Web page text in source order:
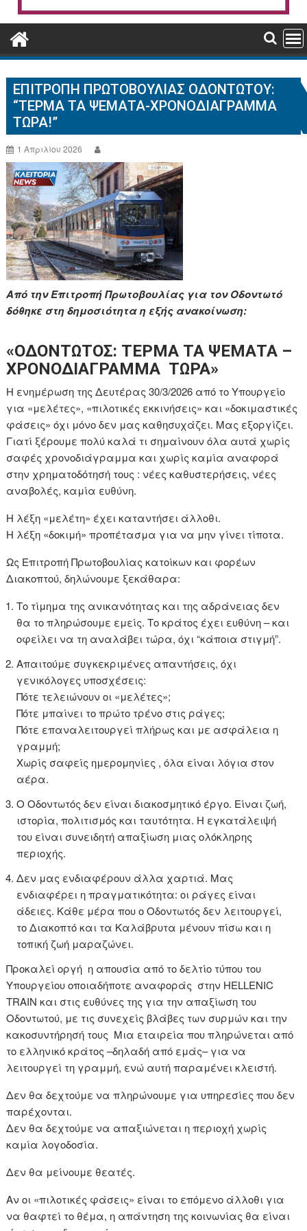
ΕΠΙΤΡΟΠΉ ΠΡΩΤΟΒΟΥΛΊΑΣ ΟΔΟΝΤΩΤΟΎ:
“ΤΈΡΜΑ ΤΑ ΨΈΜΑΤΑ-ΧΡΟΝΟΔΙΆΓΡΑΜΜΑ
ΤΏΡΑ!”
1 Απριλίου 2026
Από την Επιτροπή Πρωτοβουλίας για τον Οδοντωτό
δόθηκε στη δημοσιότητα η εξής ανακοίνωση:
«ΟΔΟΝΤΩΤΟΣ: ΤΕΡΜΑ ΤΑ ΨΕΜΑΤΑ –
ΧΡΟΝΟΔΙΑΓΡΑΜΜΑ ΤΩΡΑ»
Η ενημέρωση της Δευτέρας 30/3/2026 από το Υπουργείο
για «μελέτες», «πιλοτικές εκκινήσεις» και «δοκιμαστικές
φάσεις» όχι μόνο δεν μας καθησυχάζει. Μας εξοργίζει.
Γιατί ξέρουμε πολύ καλά τι σημαίνουν όλα αυτά χωρίς
σαφές χρονοδιάγραμμα και χωρίς καμία αναφορά
στην χρηματοδότησή τους : νέες καθυστερήσεις, νέες
αναβολές, καμία ευθύνη.
Η λέξη «μελέτη» έχει καταντήσει άλλοθι.
Η λέξη «δοκιμή» προπέτασμα για να μην γίνει τίποτα.
Ως Επιτροπή Πρωτοβουλίας κατοίκων και φορέων
Διακοπτού, δηλώνουμε ξεκάθαρα:
Το τίμημα της ανικανότητας και της αδράνειας δεν
θα το πληρώσουμε εμείς. Το κράτος έχει ευθύνη – και
οφείλει να τη αναλάβει τώρα, όχι “κάποια στιγμή”.
Απαιτούμε συγκεκριμένες απαντήσεις, όχι
γενικόλογες υποσχέσεις:
Πότε τελειώνουν οι «μελέτες»;
Πότε μπαίνει το πρώτο τρένο στις ράγες;
Πότε επαναλειτουργεί πλήρως και με ασφάλεια η
γραμμή;
Χωρίς σαφείς ημερομηνίες , όλα είναι λόγια στον
αέρα.
Ο Οδοντωτός δεν είναι διακοσμητικό έργο. Είναι ζωή,
ιστορία, πολιτισμός και ταυτότητα. Η εγκατάλειψή
του είναι συνειδητή απαξίωση μιας ολόκληρης
περιοχής.
Δεν μας ενδιαφέρουν άλλα χαρτιά. Μας
ενδιαφέρει η πραγματικότητα: οι ράγες είναι
άδειες. Κάθε μέρα που ο Οδοντωτός δεν λειτουργεί,
το Διακοπτό και τα Καλάβρυτα μένουν πίσω και η
τοπική ζωή μαραζώνει.
Προκαλεί οργή η απουσία από το δελτίο τύπου του
Υπουργείου οποιαδήποτε αναφοράς στην HELLENIC
TRAIN και στις ευθύνες της για την απαξίωση του
Οδοντωτού, με τις συνεχείς βλάβες των συρμών και την
κακοσυντήρησή τους Μια εταιρεία που πληρώνεται από
το ελληνικό κράτος –δηλαδή από εμάς– για να
λειτουργεί τη γραμμή, ενώ αυτή παραμένει κλειστή.
Δεν θα δεχτούμε να πληρώνουμε για υπηρεσίες που δεν
παρέχονται.
Δεν θα δεχτούμε να απαξιώνεται η περιοχή χωρίς
καμία λογοδοσία.
Δεν θα μείνουμε θεατές.
Αν οι «πιλοτικές φάσεις» είναι το επόμενο άλλοθι για
να θαφτεί το θέμα, η απάντηση της κοινωνίας θα είναι